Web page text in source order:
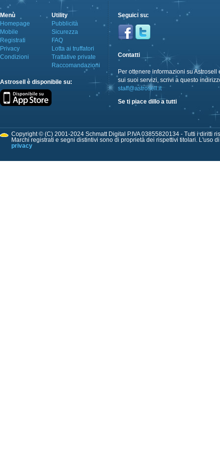
Menù
Homepage
Mobile
Registrati
Privacy
Condizioni
Utility
Pubblicità
Sicurezza
FAQ
Lotta ai truffatori
Trattative private
Raccomandazioni
Astrosell è disponibile su:
Seguici su:
Contatti
Per ottenere informazioni su Astrosell
sui suoi servizi, scrivi a questo
staff@astrosell.it
Se ti piace dillo a tutti
Copyright © (C) 2001-2024 Schmatt Digital P.IVA 03855820134 - Tutti i diritti
Marchi registrati e segni distintivi sono di proprietà dei rispettivi titolari. L'uso
privacy